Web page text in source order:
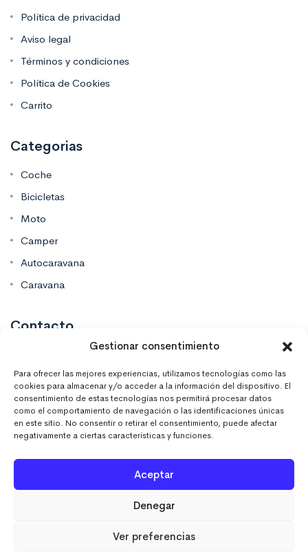
Gestionar consentimiento
Para ofrecer las mejores experiencias, utilizamos tecnologías como las
cookies para almacenar y/o acceder a la información del dispositivo. El
consentimiento de estas tecnologías nos permitirá procesar datos
como el comportamiento de navegación o las identificaciones únicas
en este sitio. No consentir o retirar el consentimiento, puede afectar
negativamente a ciertas características y funciones.
Aceptar
Denegar
Ver preferencias
Política de privacidad
Aviso legal
Términos y condiciones
Política de Cookies
Carrito
Categorias
Coche
Bicicletas
Moto
Camper
Autocaravana
Caravana
Contacto
637 671 470
MASVINILOSONLINE © 2023. Todos los derechos